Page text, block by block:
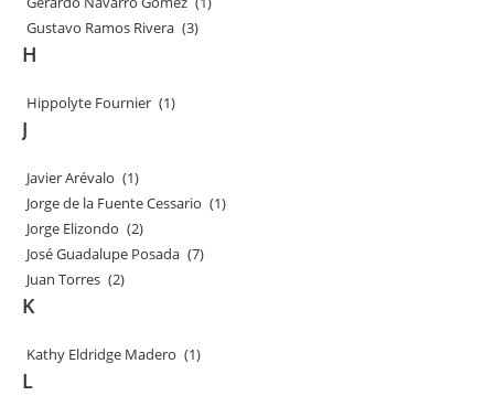
Gustavo Ramos Rivera (3)
H
Hippolyte Fournier (1)
J
Javier Arévalo (1)
Jorge de la Fuente Cessario (1)
Jorge Elizondo (2)
José Guadalupe Posada (7)
Juan Torres (2)
K
Kathy Eldridge Madero (1)
L